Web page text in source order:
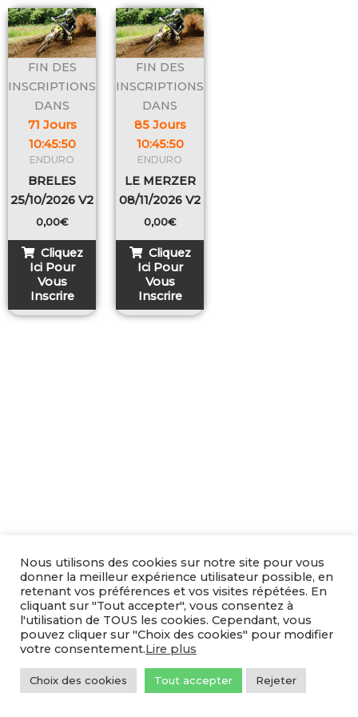
FIN DES
INSCRIPTIONS
DANS
71 Jours
10:45:50
ENDURO
BRELES
25/10/2026 V2
0,00€
Cliquez
Ici Pour
Vous
Inscrire
FIN DES
INSCRIPTIONS
DANS
85 Jours
10:45:50
ENDURO
LE MERZER
08/11/2026 V2
0,00€
Cliquez
Ici Pour
Vous
Inscrire
Nous utilisons des cookies sur notre site pour vous
donner la meilleur expérience utilisateur possible, en
retenant vos préférences et vos visites répétées. En
cliquant sur "Tout accepter", vous consentez à
l'utilisation de TOUS les cookies. Cependant, vous
pouvez cliquer sur "Choix des cookies" pour modifier
votre consentement.Lire plus
Choix des cookies Tout accepter Rejeter